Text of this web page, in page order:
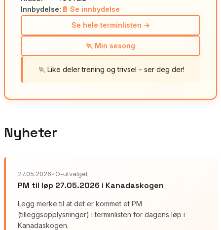
Innbydelse: 📄 Se innbydelse
Se hele terminlisten →
🏃 Min sesong
🏃 Like deler trening og trivsel – ser deg der!
Nyheter
27.05.2026•O-utvalget
PM til løp 27.05.2026 i Kanadaskogen
Legg merke til at det er kommet et PM
(tilleggsopplysninger) i terminlisten for dagens løp i
Kanadaskogen.